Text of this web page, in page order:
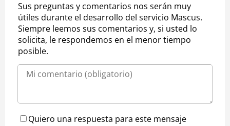
Sus preguntas y comentarios nos serán muy
útiles durante el desarrollo del servicio Mascus.
Siempre leemos sus comentarios y, si usted lo
solicita, le respondemos en el menor tiempo
posible.
Quiero una respuesta para este mensaje